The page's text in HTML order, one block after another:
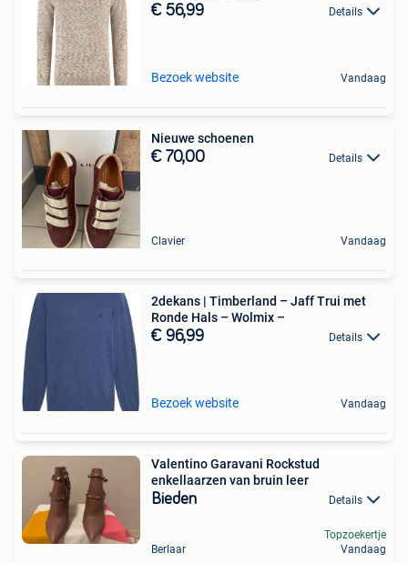
€ 56,99 Details
Bezoek website Vandaag
Nieuwe schoenen
€ 70,00 Details
Clavier Vandaag
2dekans | Timberland – Jaff Trui met
Ronde Hals – Wolmix –
€ 96,99 Details
Bezoek website Vandaag
Valentino Garavani Rockstud
enkellaarzen van bruin leer
Bieden Details
Berlaar
Topzoekertje
Vandaag